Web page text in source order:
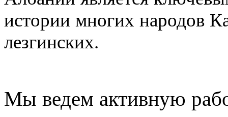
истории многих народов
лезгинских.
Мы ведем активную